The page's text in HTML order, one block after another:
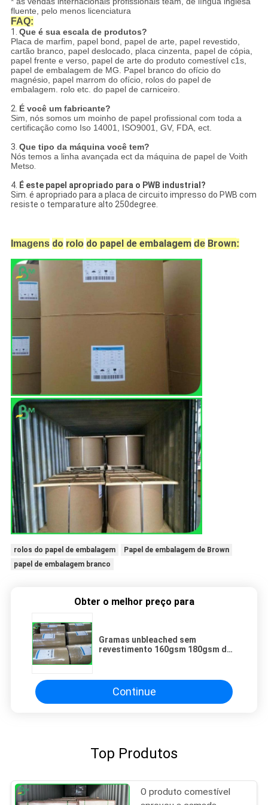
fluente, pelo menos licenciatura
FAQ:
1. Que é sua escala de produtos?
Placa de marfim, papel bond, papel de arte, papel revestido,
cartão branco, papel deslocado, placa cinzenta, papel de cópia,
papel frente e verso, papel de arte do produto comestível c1s,
papel de embalagem de MG. Papel branco do ofício do
magnésio, papel marrom do ofício, rolos do papel de
embalagem. rolo etc. do papel de carniceiro.
2. É você um fabricante?
Sim, nós somos um moinho de papel profissional com toda a
certificação como Iso 14001, ISO9001, GV, FDA, ect.
3. Que tipo da máquina você tem?
Nós temos a linha avançada ect da máquina de papel de Voith
Metso.
4. É este papel apropriado para o PWB industrial?
Sim. é apropriado para aplacade circuito impresso do PWB com
resiste o temparature alto 250degree.
Imagens do rolo do papel de embalagem de Brown:
rolos do papel de embalagem
Papel de embalagem de Brown
papel de embalagem branco
Obter o melhor preço para
Gramas unbleached sem
revestimento 160gsm 180gsm do
de 100%
Continue
Top Produtos
O produto comestível